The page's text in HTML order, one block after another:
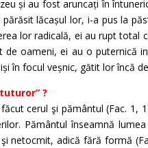
și au fost aruncați în
lăcașul lor, i-a pus la
lor radicală, ei au rupt total
oameni, ei au o puternică
în focul veșnic, gătit lor încă
?
cerul şi pământul (Fac. 1,
Pământul înseamnă
netocmit, adică fără formă